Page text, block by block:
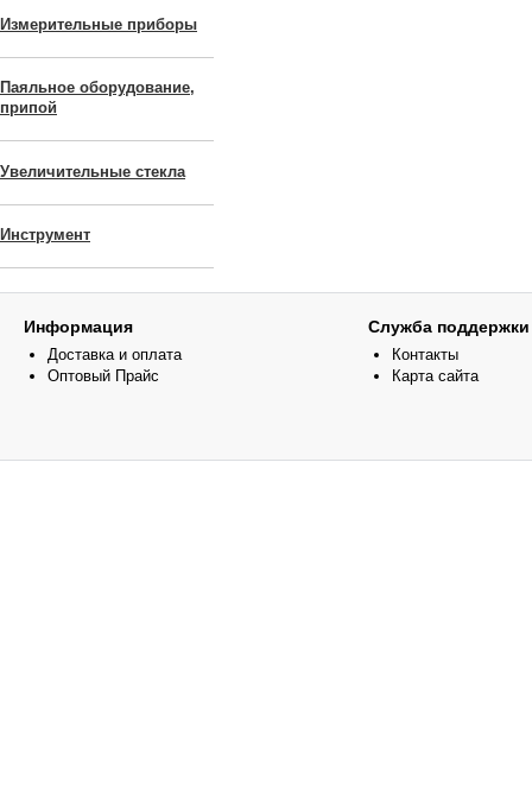
Измерительные приборы
Паяльное оборудование,
припой
Увеличительные стекла
Инструмент
Информация
Доставка и оплата
Оптовый Прайс
Служба поддержки
Контакты
Карта сайта